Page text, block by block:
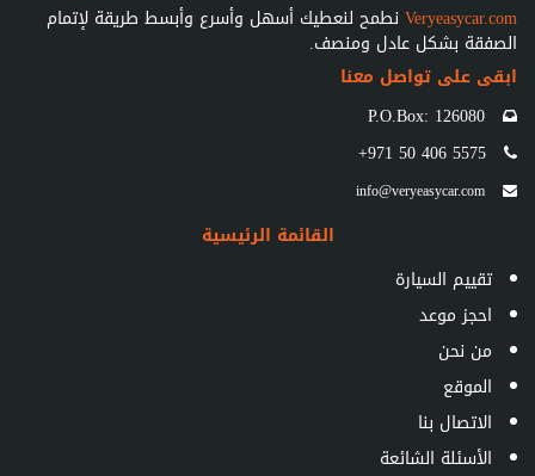
Veryeasycar.com نطمح لنعطيك أسهل وأسرع وأبسط طريقة لإتمام
الصفقة بشكل عادل ومنصف.
ابقى على تواصل معنا
P.O.Box: 126080
+971 50 406 5575
info@veryeasycar.com
القائمة الرئيسية
تقييم السيارة
احجز موعد
من نحن
الموقع
الاتصال بنا
الأسئلة الشائعة